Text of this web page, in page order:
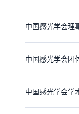
中国感光学会理
中国感光学会团
中国感光学会学